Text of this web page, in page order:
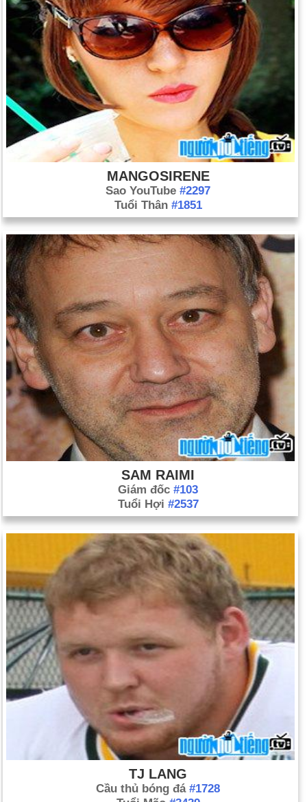
MANGOSIRENE
Sao YouTube #2297
Tuổi Thân #1851
SAM RAIMI
Giám đốc #103
Tuổi Hợi #2537
TJ LANG
Cầu thủ bóng đá #1728